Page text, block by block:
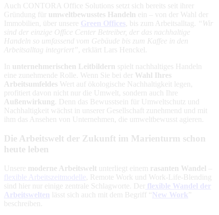
Auch CONTORA Office Solutions setzt sich bereits seit ihrer
Gründung für umweltbewusstes Handeln ein – von der Wahl der
Immobilien, über unsere Green Offices , bis zum Arbeitsalltag.
“Wir
sind der einzige Office Center Betreiber, der das nachhaltige
Handeln so umfassend vom Gebäude bis zum Kaffee in den
Arbeitsalltag integriert” , erklärt Lars Henckel.
In unternehmerischen Leitbildern spielt nachhaltiges Handeln
eine zunehmende Rolle. Wenn Sie bei der Wahl Ihres
Arbeitsumfeldes Wert auf ökologische Nachhaltigkeit legen,
profitiert davon nicht nur die Umwelt, sondern auch Ihre
Außenwirkung . Denn das Bewusstsein für Umweltschutz und
Nachhaltigkeit wächst in unserer Gesellschaft zunehmend und mit
ihm das Ansehen von Unternehmen, die umweltbewusst agieren.
Die Arbeitswelt der Zukunft im Marienturm schon
heute leben
Unsere moderne Arbeitswelt unterliegt einem rasanten Wandel
flexible Arbeitszeitmodelle , Remote Work und Work-Life-Blending
sind hier nur einige zentrale Schlagworte. Der
flexible Wandel der
Arbeitswelten lässt sich auch mit dem Begriff “ New Work ”
beschreiben.